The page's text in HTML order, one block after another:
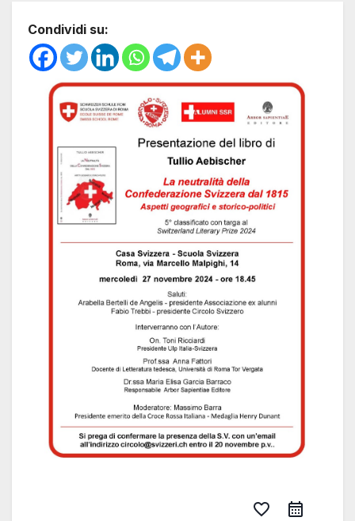
Condividi su:
favorite_border